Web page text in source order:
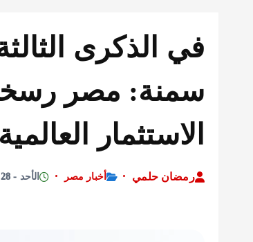
سمنة: مصر
الاستثمار العالمية
رمضان حلمي أخبار مصر الأحد - 28 يونيو 2026 - 2:53 مساءً